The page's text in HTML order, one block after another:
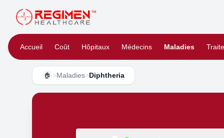
Accueil Coût Hôpitaux Médecins Maladies
🏠 >Maladies>Diphtheria